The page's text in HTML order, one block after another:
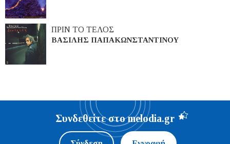
ΠΡΙΝ ΤΟ ΤΕΛΟΣ
ΒΑΣΙΛΗΣ ΠΑΠΑΚΩΝΣΤΑΝΤΙΝΟΥ
Συνδεθείτε στο melodia.gr